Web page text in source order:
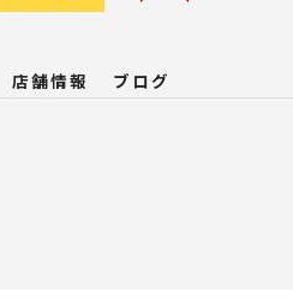
店舗情報
ブログ